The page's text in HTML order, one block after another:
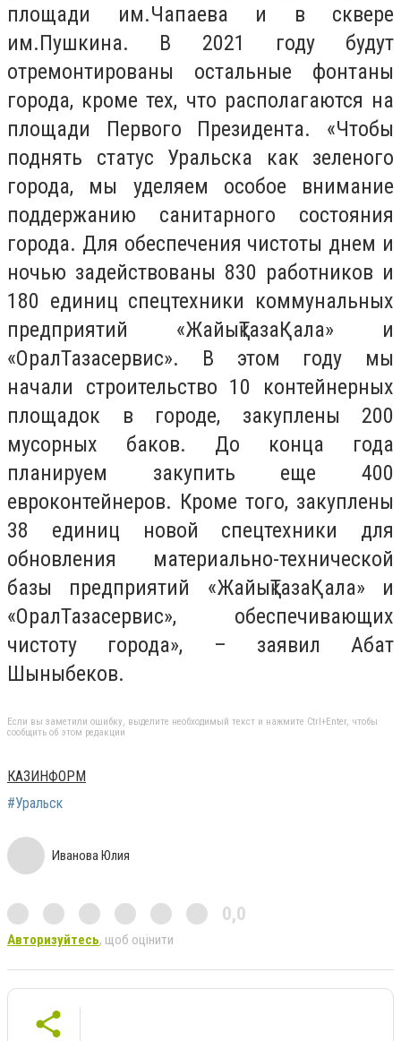
площади им.Чапаева и в сквере
им.Пушкина. В 2021 году будут
отремонтированы остальные фонтаны
города, кроме тех, что располагаются на
площади Первого Президента. «Чтобы
поднять статус Уральска как зеленого
города, мы уделяем особое внимание
поддержанию санитарного состояния
города. Для обеспечения чистоты днем и
ночью задействованы 830 работников и
180 единиц спецтехники коммунальных
предприятий «ЖайықТазаҚала» и
«ОралТазасервис». В этом году мы
начали строительство 10 контейнерных
площадок в городе, закуплены 200
мусорных баков. До конца года
планируем закупить еще 400
евроконтейнеров. Кроме того, закуплены
38 единиц новой спецтехники для
обновления материально-технической
базы предприятий «ЖайықТазаҚала» и
«ОралТазасервис», обеспечивающих
чистоту города», – заявил Абат
Шыныбеков.
Если вы заметили ошибку, выделите необходимый текст и нажмите Ctrl+Enter, чтобы
сообщить об этом редакции
КАЗИНФОРМ
#Уральск
Иванова Юлия
0,0
Авторизуйтесь, щоб оцінити